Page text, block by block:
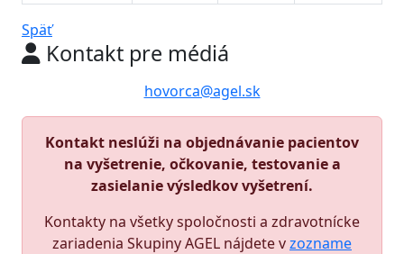
Späť
Kontakt pre médiá
hovorca@agel.sk
Kontakt neslúži na objednávanie pacientov
na vyšetrenie, očkovanie, testovanie a
zasielanie výsledkov vyšetrení.
Kontakty na všetky spoločnosti a zdravotnícke
zariadenia Skupiny AGEL nájdete vzozname